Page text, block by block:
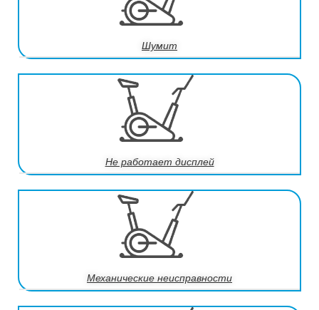
Шумит
Не работает дисплей
Механические неисправности